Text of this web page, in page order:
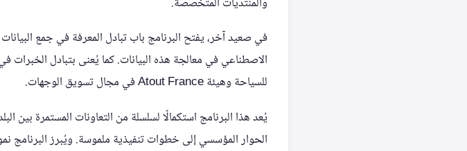
في صعيد آخر، يفتح البرنامج باب تبادل المعرفة في جمع
الاصطناعي في معالجة هذه البيانات. كما يُعنى بتبادل الخبرات في
للسياحة وهيئة Atout France في مجال تسويق الوجهات.
يُعد هذا البرنامج استكمالًا لسلسلة من التعاونات المستمرة
الحوار المؤسسي إلى خطوات تنفيذية ملموسة. ويُبرز البرنامج